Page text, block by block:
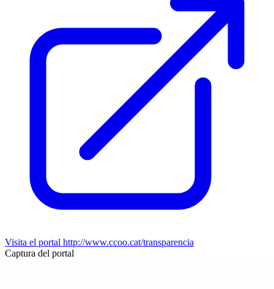
Visita el portal http://www.ccoo.cat/transparencia
Captura del portal